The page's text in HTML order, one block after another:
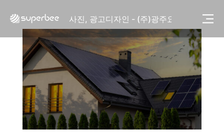
사진, 광고디자인 - (주)광주요
웹사이트 - (주)세스코
제품디자인 - 삼성전자㈜
동영상, CI - 카피어랜드㈜
동영상, 홈페이지 - (주)분독
동영상, 카탈로그 - 피자마루
웹사이트 - 백조씽크
사진, 광고디자인 - 중외제약
패키지, 디자인 - 고려은단
동영상 - (주)듀오백